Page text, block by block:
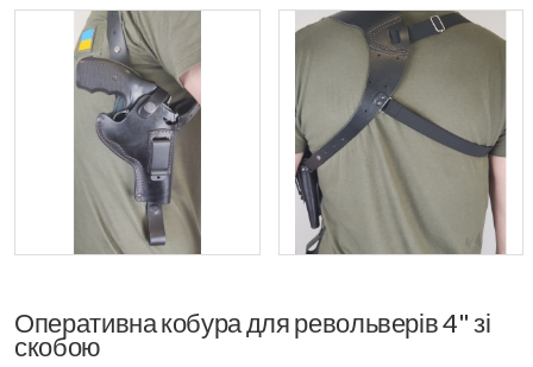
Оперативна кобура для револьверів 4" зі
скобою